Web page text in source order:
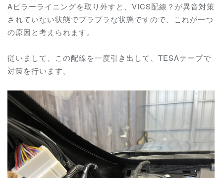
Aピラーライニングを取り外すと、VICS配線？が異音対策
されていない状態でプラプラな状態ですので、これが一つ
の原因と考えられます。
従いまして、この配線を一度引き出して、TESAテープで
対策を行います。